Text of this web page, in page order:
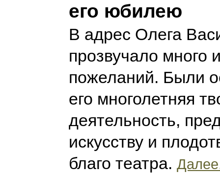
его юбилею
В адрес Олега
прозвучало много
пожеланий. Были
его многолетняя
деятельность,
искусству и
благо театра.